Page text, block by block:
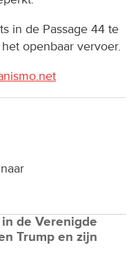
in de Passage 44 te
openbaar vervoer.
de Verenigde
Trump en zijn